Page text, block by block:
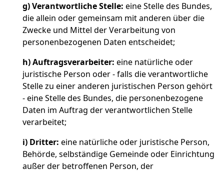
g)Verantwortliche Stelle: eine Stelle des Bundes,
die allein oder gemeinsam mit anderen über die
Zwecke und Mittel der Verarbeitung von
personenbezogenen Daten entscheidet;
h)Auftragsverarbeiter: eine natürliche oder
juristische Person oder - falls die verantwortliche
Stelle zu einer anderen juristischen Person gehört
- eine Stelle des Bundes, die personenbezogene
Daten im Auftrag der verantwortlichen Stelle
verarbeitet;
i) Dritter: eine natürliche oder juristische Person,
Behörde, selbständige Gemeinde oder Einrichtung
außer der betroffenen Person, der